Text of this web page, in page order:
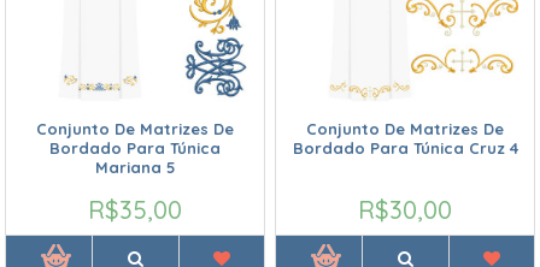
Conjunto De Matrizes De
Bordado Para Túnica
Mariana 5
R$35,00
Conjunto De Matrizes De
Bordado Para Túnica Cruz 4
R$30,00